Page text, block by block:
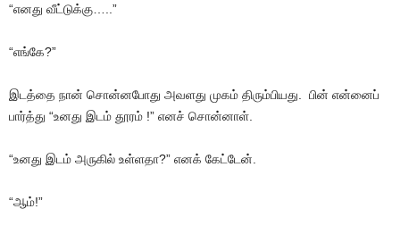
“எனது வீட்டுக்கு…..”
“எங்கே?”
இடத்தை நான் சொன்னபோது அவளது முகம் திரும்பியது. பின் என்னைப்
பார்த்து “உனது இடம் தூரம் !” எனச் சொன்னாள்.
“உனது இடம் அருகில் உள்ளதா?” எனக் கேட்டேன்.
“ஆம்!”